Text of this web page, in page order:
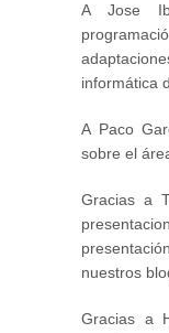
A Jose
informática
A Paco
sobre el
Gracias a
nuestros
Gracias a